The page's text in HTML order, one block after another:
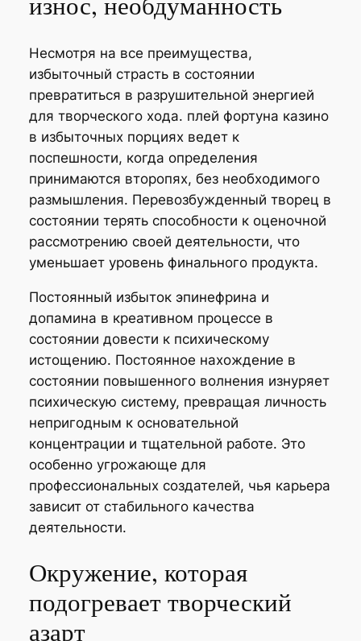
Несмотря на все преимущества,
избыточный страсть в состоянии
превратиться в разрушительной энергией
для творческого хода. плей фортуна казино
в избыточных порциях ведет к
поспешности, когда определения
принимаются второпях, без необходимого
размышления. Перевозбужденный творец в
состоянии терять способности к оценочной
рассмотрению своей деятельности, что
уменьшает уровень финального продукта.
Постоянный избыток эпинефрина и
допамина в креативном процессе в
состоянии довести к психическому
истощению. Постоянное нахождение в
состоянии повышенного волнения изнуряет
психическую систему, превращая личность
непригодным к основательной
концентрации и тщательной работе. Это
особенно угрожающе для
профессиональных создателей, чья карьера
зависит от стабильного качества
деятельности.
Окружение, которая
подогревает творческий
азарт